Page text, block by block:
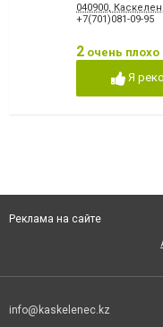
040900,
+7(701)081-09-95
2 очень плохо
Я
Реклама на сайте
info@kaskelenec.kz